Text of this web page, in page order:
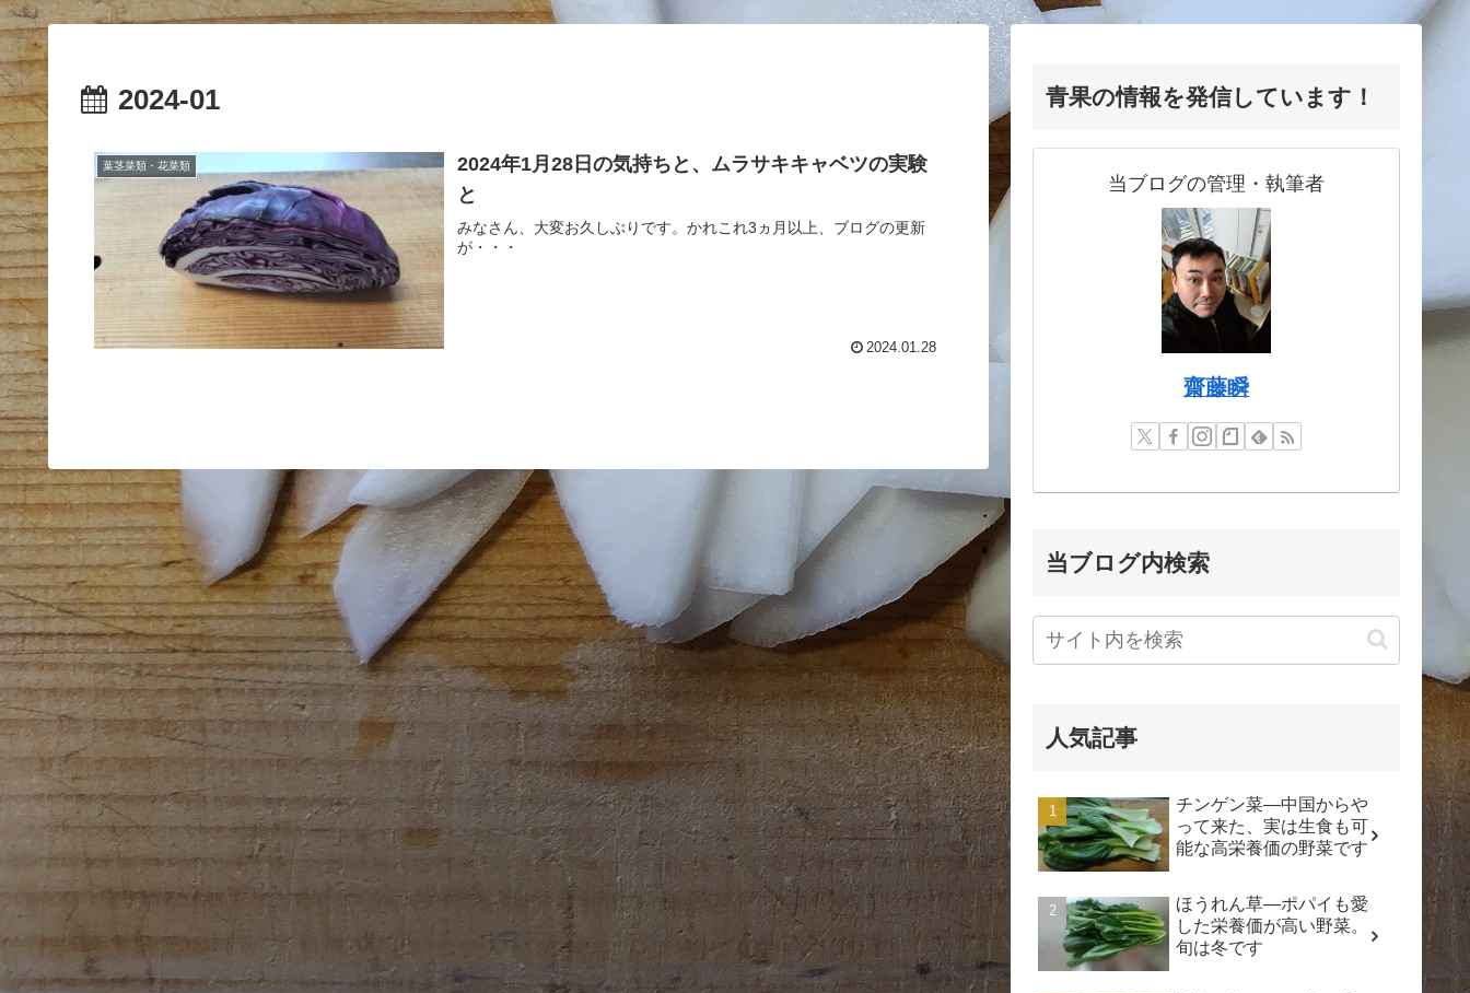
2024-01
葉茎菜類・花菜類
2024年1月28日の気持ちと、ムラサキキャベツの実験
と
みなさん、大変お久しぶりです。かれこれ3ヵ月以上、ブログの更新
が・・・
2024.01.28
青果の情報を発信しています！
当ブログの管理・執筆者
齋藤瞬
当ブログ内検索
人気記事
チンゲン菜―中国からや
って来た、実は生食も可
能な高栄養価の野菜です
ほうれん草―ポパイも愛
した栄養価が高い野菜。
旬は冬です